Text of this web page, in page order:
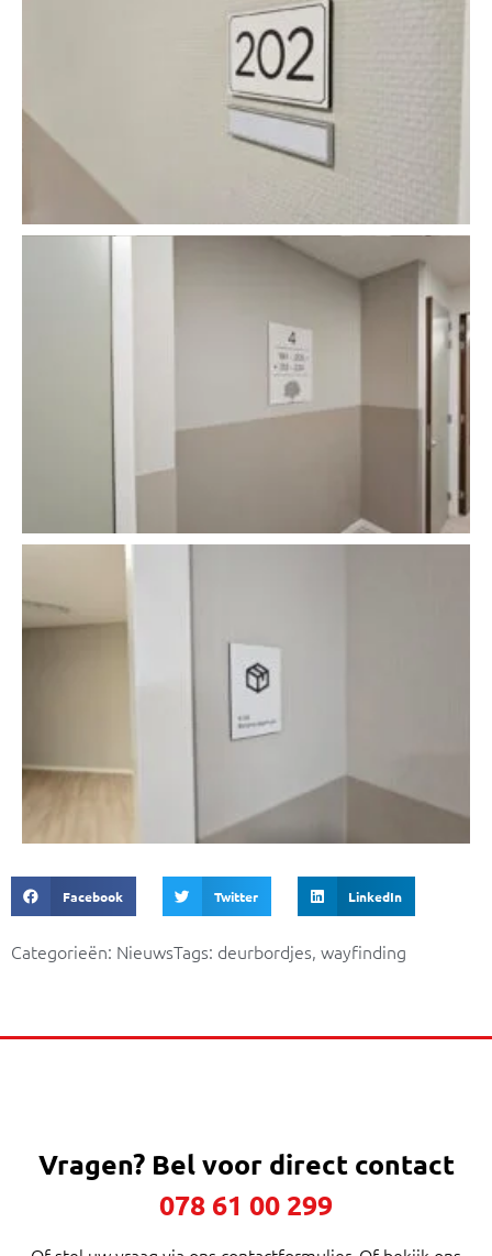
Facebook Twitter LinkedIn
Categorieën: NieuwsTags: deurbordjes, wayfinding
Vragen? Bel voor direct contact
078 61 00 299